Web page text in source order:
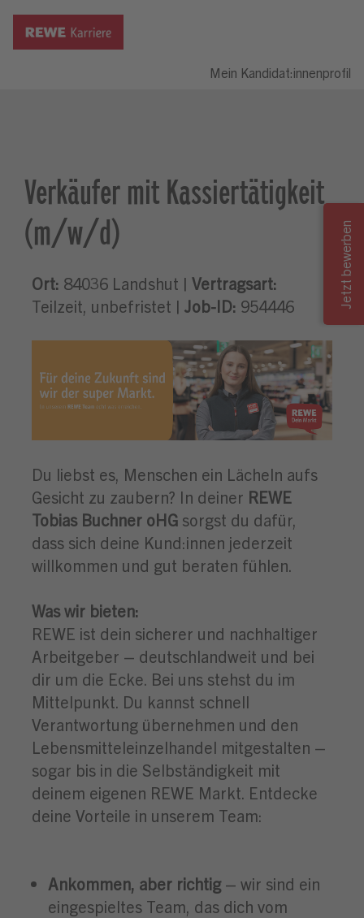
Mein Kandidat:innenprofil
Verkäufer mit Kassiertätigkeit
(m/w/d)
Ort: 84036 Landshut | Vertragsart:
Teilzeit, unbefristet | Job-ID: 954446
Du liebst es, Menschen ein Lächeln aufs
Gesicht zu zaubern? In deiner REWE
Tobias Buchner oHG sorgst du dafür,
dass sich deine Kund:innen jederzeit
willkommen und gut beraten fühlen.
Was wir bieten:
REWE ist dein sicherer und nachhaltiger
Arbeitgeber – deutschlandweit und bei
dir um die Ecke. Bei uns stehst du im
Mittelpunkt. Du kannst schnell
Verantwortung übernehmen und den
Lebensmitteleinzelhandel mitgestalten –
sogar bis in die Selbständigkeit mit
deinem eigenen REWE Markt. Entdecke
deine Vorteile in unserem Team:
Ankommen, aber richtig– wir sind ein
eingespieltes Team, das dich vom